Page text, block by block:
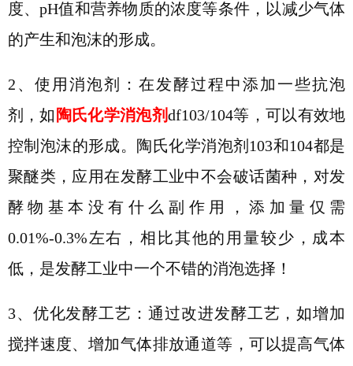
度、pH值和营养物质的浓度等条件，以减少气体
的产生和泡沫的形成。
2、 使用 消泡剂
：在发酵过程中添加一些抗泡
剂，如 陶氏化学消泡剂df103/104等，可以有效地
控制 泡沫的形成。 陶氏化学消泡剂 103和104都是
聚醚类，应用在发酵工业中不会破话菌种，对发
酵物基本没有什么副作用，添加量仅需
0.01%-0.3%左右，相比其他的用量较少，成本
低，是发酵工业中一个不错的消泡选择！
3、 优化发酵工艺：通过改进发酵工艺，如增加
搅拌速度、增加气体排放通道等，可以提高气体